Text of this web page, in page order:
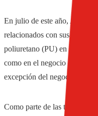
En julio de este año, Alpek
relacionados con sus
poliuretano (PU) en su joint
como en el negocio de EPS
excepción del negocio de
Como parte de las